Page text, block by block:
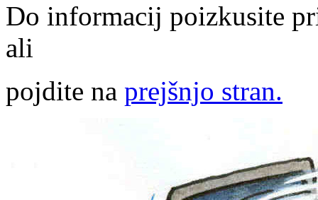
Do informacij poizkusite
ali
pojdite na prejšnjo stran.